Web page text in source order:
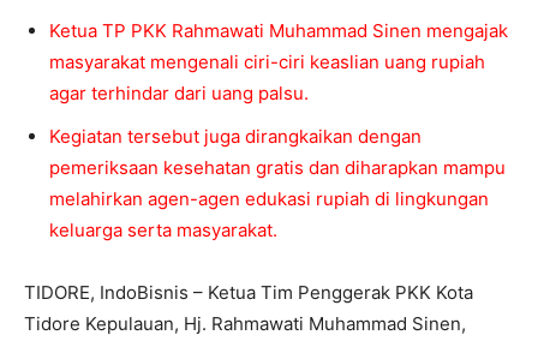
Ketua TP PKK Rahmawati Muhammad Sinen mengajak
masyarakat mengenali ciri-ciri keaslian uang rupiah
agar terhindar dari uang palsu.
Kegiatan tersebut juga dirangkaikan dengan
pemeriksaan kesehatan gratis dan diharapkan mampu
melahirkan agen-agen edukasi rupiah di lingkungan
keluarga serta masyarakat.
TIDORE, IndoBisnis – Ketua Tim Penggerak PKK Kota
Tidore Kepulauan, Hj. Rahmawati Muhammad Sinen,